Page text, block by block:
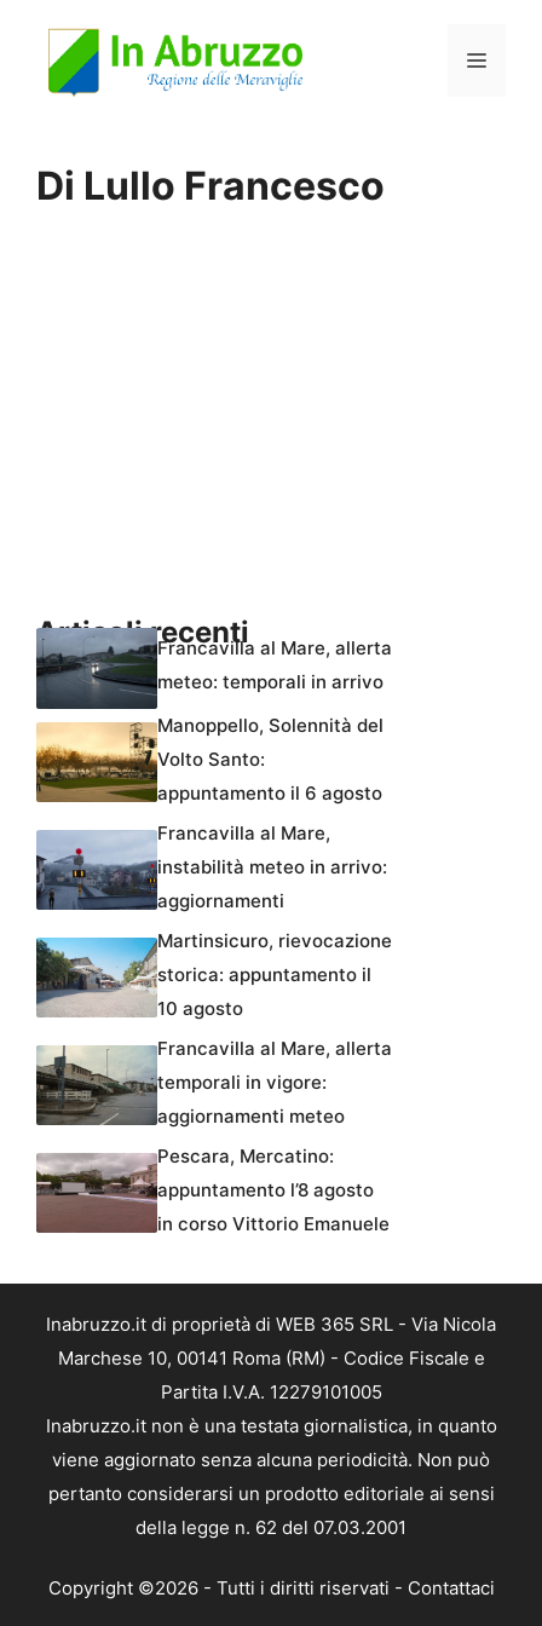
Menu
Di Lullo Francesco
Articoli recentiFrancavilla al Mare, allerta
meteo: temporali in arrivo
Manoppello, Solennità del
Volto Santo:
appuntamento il 6 agosto
Francavilla al Mare,
instabilità meteo in arrivo:
aggiornamenti
Martinsicuro, rievocazione
storica: appuntamento il
10 agosto
Francavilla al Mare, allerta
temporali in vigore:
aggiornamenti meteo
Pescara, Mercatino:
appuntamento l’8 agosto
in corso Vittorio Emanuele
Inabruzzo.it di proprietà di WEB 365 SRL - Via Nicola
Marchese 10, 00141 Roma (RM) - Codice Fiscale e
Partita I.V.A. 12279101005
Inabruzzo.it non è una testata giornalistica, in quanto
viene aggiornato senza alcuna periodicità. Non può
pertanto considerarsi un prodotto editoriale ai sensi
della legge n. 62 del 07.03.2001
Copyright ©2026 - Tutti i diritti riservati - Contattaci